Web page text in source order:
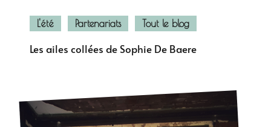
L'été Partenariats Tout le blog
Les ailes collées de Sophie De Baere